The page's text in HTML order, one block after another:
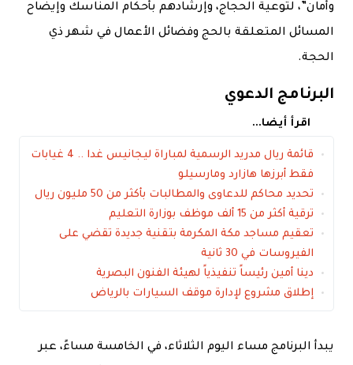
وأمان”، لتوعية الحجاج، وإرشادهم بأحكام المناسك وإيضاح
المسائل المتعلقة بالحج وفضائل الأعمال في شهر ذي
الحجة.
البرنامج الدعوي
اقرأ أيضا...
قائمة ريال مدريد الرسمية لمباراة ليجانيس غدا .. 4 غيابات
فقط أبرزها هازارد ومارسيلو
تحديد محاكم للدعاوى والمطالبات بأكثر من 50 مليون ريال
ترقية أكثر من 15 ألف موظف بوزارة التعليم
تعقيم مساجد مكة المكرمة بتقنية جديدة تقضي على
الفيروسات في 30 ثانية
دينا أمين رئيساً تنفيذياً لهيئة الفنون البصرية
إطلاق مشروع لإدارة موقف السيارات بالرياض
يبدأ البرنامج مساء اليوم الثلاثاء، في الخامسة مساءً، عبر